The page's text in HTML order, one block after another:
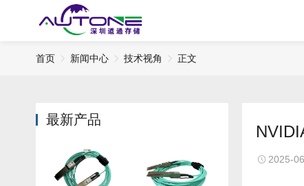
首页 新闻中心 技术视角 正文
2025-
最新产品